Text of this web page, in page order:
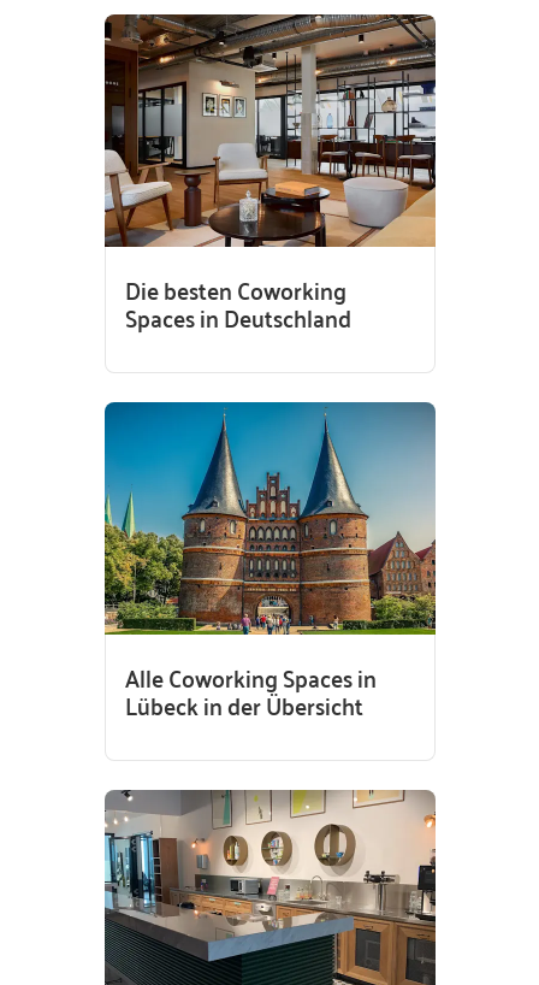
Die besten Coworking
Spaces in Deutschland
Alle Coworking Spaces in
Lübeck in der Übersicht